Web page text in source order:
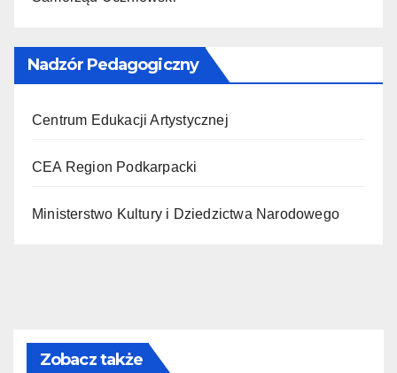
Nadzór Pedagogiczny
Centrum Edukacji Artystycznej
CEA Region Podkarpacki
Ministerstwo Kultury i Dziedzictwa Narodowego
Zobacz także